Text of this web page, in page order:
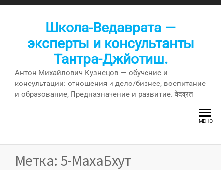
Перейти
Школа-Ведаврата —
эксперты и консультанты
Тантра-Джйотиш.
Антон Михайлович Кузнецов — обучение и
консультации: отношения и дело/бизнес, воспитание
и образование, Предназначение и развитие. वेदव्रत
МЕНЮ
Метка: 5-МахаБхут